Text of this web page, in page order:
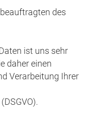
des
ist uns sehr
daher einen
Verarbeitung Ihrer